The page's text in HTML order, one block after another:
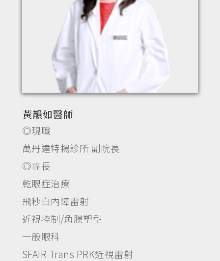
黃韻如醫師
◎現職
萬丹達特楊診所 副院長
◎專長
乾眼症治療
飛秒白內障雷射
近視控制/角膜塑型
一般眼科
SFAIR Trans PRK近視雷射